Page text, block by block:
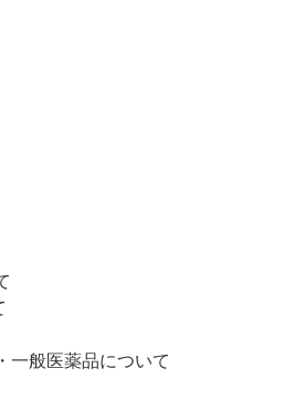
一般医薬品について